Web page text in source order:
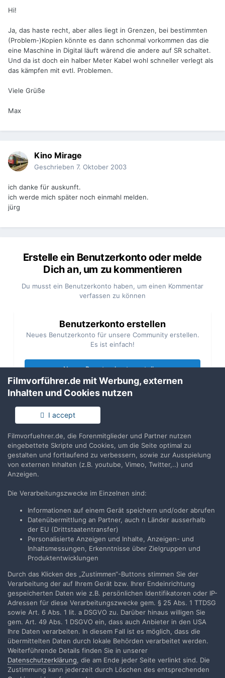
Hi!
Ja, das haste recht, aber alles liegt in Grenzen, bei bestimmten
(Problem-)Kopien könnte es dann schonmal vorkommen das die
eine Maschine in Digital läuft wärend die andere auf SR schaltet.
Und da ist doch ein halber Meter Kabel wohl schneller verlegt als
das kämpfen mit evtl. Problemen.
Viele Grüße
Max
Kino Mirage
Geschrieben 7. Oktober 2003
ich danke für auskunft.
ich werde mich später noch einmahl melden.
jürg
Erstelle ein Benutzerkonto oder melde
Dich an, um zu kommentieren
Du musst ein Benutzerkonto haben, um einen Kommentar
verfassen zu können
Benutzerkonto erstellen
Neues Benutzerkonto für unsere Community erstellen.
Es ist einfach!
Neues Benutzerkonto erstellen
Du hast bereits ein Benutzerkonto? Melde Dich hier an.
Jetzt anmelden
Teilen Folgen
Zur Themenübersicht
Filmvorführer.de via Google durchsuchen:
Sprache
Impressum / Datenschutzerklärung
Nutzungsbedingungen
Realisierung: IN-Solution
Powered by Invision Community
Filmvorführer.de mit Werbung, externen
Inhalten und Cookies nutzen
I accept
Filmvorfuehrer.de, die Forenmitglieder und Partner nutzen
eingebettete Skripte und Cookies, um die Seite optimal zu
gestalten und fortlaufend zu verbessern, sowie zur Ausspielung
von externen Inhalten (z.B. youtube, Vimeo, Twitter,..) und
Anzeigen.
Die Verarbeitungszwecke im Einzelnen sind:
Informationen auf einem Gerät speichern und/oder abrufen
Datenübermittlung an Partner, auch n Länder ausserhalb
der EU (Drittstaatentransfer)
Personalisierte Anzeigen und Inhalte, Anzeigen- und
Inhaltsmessungen, Erkenntnisse über Zielgruppen und
Produktentwicklungen
Durch das Klicken des „Zustimmen“-Buttons stimmen Sie der
Verarbeitung der auf Ihrem Gerät bzw. Ihrer Endeinrichtung
gespeicherten Daten wie z.B. persönlichen Identifikatoren oder IP-
Adressen für diese Verarbeitungszwecke gem. § 25 Abs. 1 TTDSG
sowie Art. 6 Abs. 1 lit. a DSGVO zu. Darüber hinaus willigen Sie
gem. Art. 49 Abs. 1 DSGVO ein, dass auch Anbieter in den USA
Ihre Daten verarbeiten. In diesem Fall ist es möglich, dass die
übermittelten Daten durch lokale Behörden verarbeitet werden.
Weiterführende Details finden Sie in unserer
Datenschutzerklärung, die am Ende jeder Seite verlinkt sind. Die
Zustimmung kann jederzeit durch Löschen des entsprechenden